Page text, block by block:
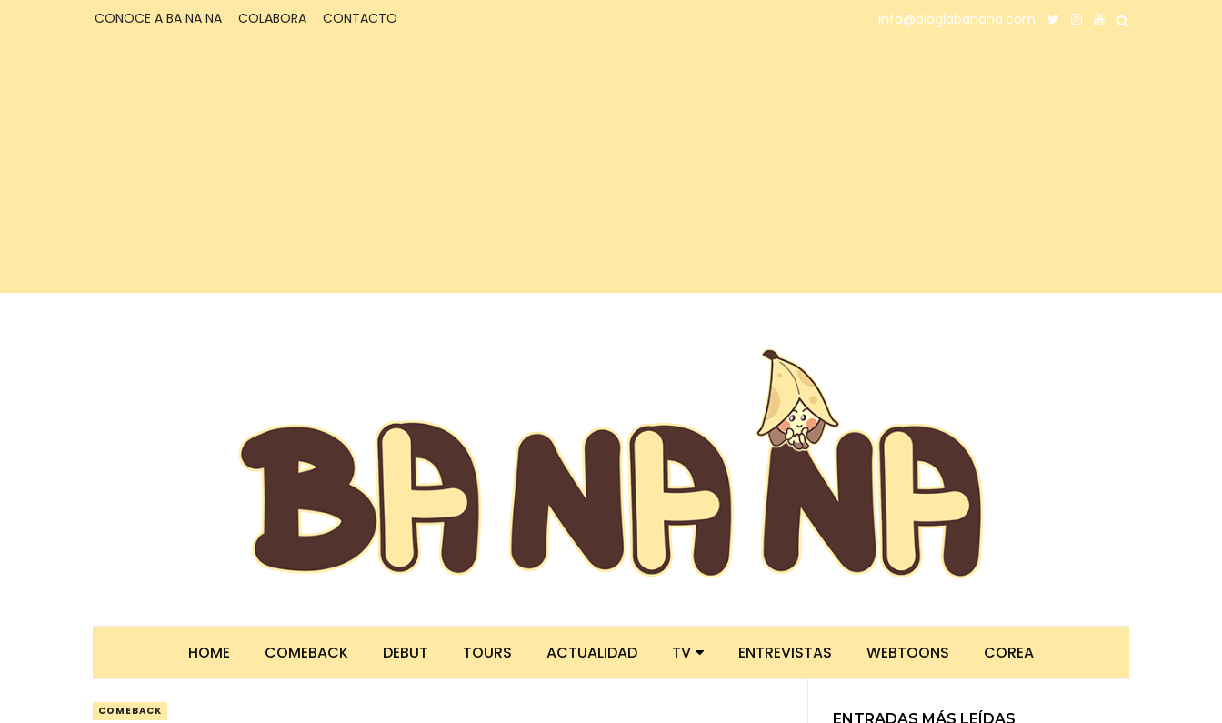
CONOCE A BA NA NA COLABORA CONTACTO info@bloglabanana.com
HOME COMEBACK DEBUT TOURS ACTUALIDAD TV ENTREVISTAS WEBTOONS COREA
COMEBACK ENTRADAS MÁS LEÍDAS